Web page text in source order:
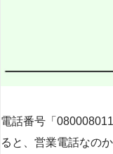
電話番号「
ると、営業電話なの